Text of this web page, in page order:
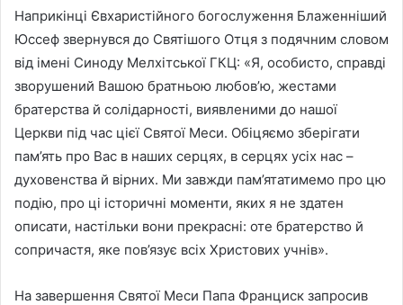
Наприкінці Євхаристійного богослуження Блаженніший
Юссеф звернувся до Святішого Отця з подячним словом
від імені Синоду Мелхітської ГКЦ: «Я, особисто, справді
зворушений Вашою братньою любов’ю, жестами
братерства й солідарності, виявленими до нашої
Церкви під час цієї Святої Меси. Обіцяємо зберігати
пам’ять про Вас в наших серцях, в серцях усіх нас –
духовенства й вірних. Ми завжди пам’ятатимемо про цю
подію, про ці історичні моменти, яких я не здатен
описати, настільки вони прекрасні: оте братерство й
сопричастя, яке пов’язує всіх Христових учнів».
На завершення Святої Меси Папа Франциск запросив